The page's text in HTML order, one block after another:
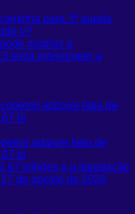
para 3ª queda
ir?
ampliar a
tenta interromper a
adquire fatia de
bi
bilhões e a liquidação
de agosto de 2026